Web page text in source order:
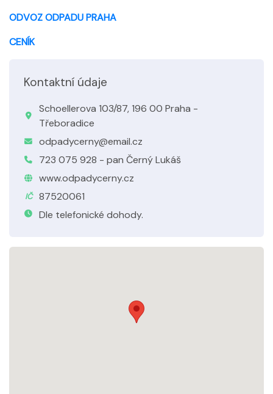
ODVOZ ODPADU PRAHA
CENÍK
Kontaktní údaje
Schoellerova 103/87, 196 00 Praha -
Třeboradice
odpadycerny@email.cz
723 075 928 - pan Černý Lukáš
www.odpadycerny.cz
IČ
87520061
Dle telefonické dohody.